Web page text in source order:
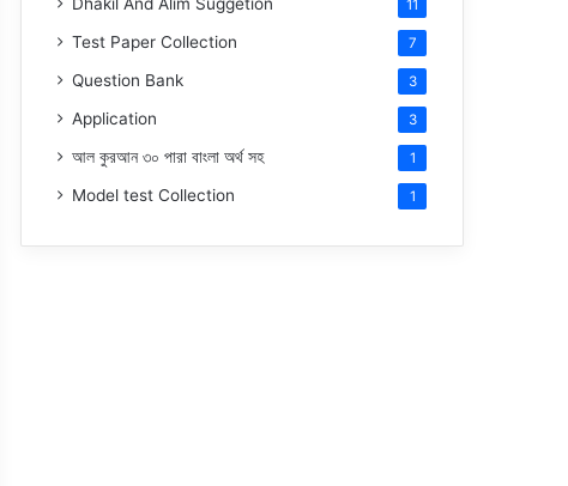
11
Test Paper Collection 7
Question Bank 3
Application 3
আল কুরআন ৩০ পারা বাংলা অর্থ সহ 1
Model test Collection 1